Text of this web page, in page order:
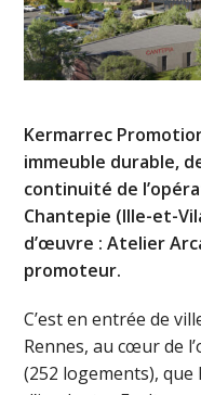
Kermarrec
immeuble durable,
continuité de
Chantepie (Ille-et-
d’œuvre : Atelier
promoteur.
C’est en entrée de
Rennes, au cœur de
(252 logements),